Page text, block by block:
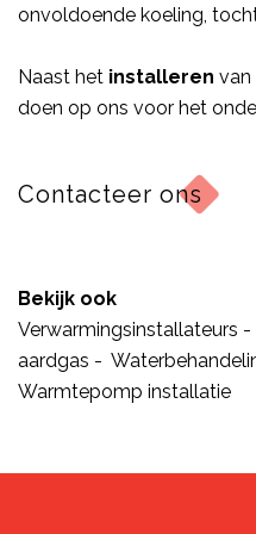
onvoldoende koeling,
Naast het installeren van
doen op ons voor het
Contacteer ons
Bekijk ook
Verwarmingsinstallateurs -
aardgas -
Warmtepomp installatie